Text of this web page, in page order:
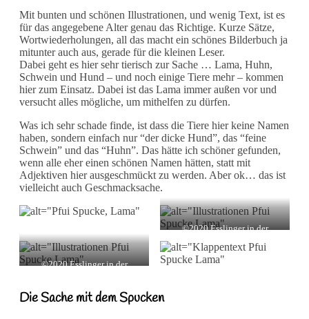
Mit bunten und schönen Illustrationen, und wenig Text, ist es
für das angegebene Alter genau das Richtige. Kurze Sätze,
Wortwiederholungen, all das macht ein schönes Bilderbuch ja
mitunter auch aus, gerade für die kleinen Leser.
Dabei geht es hier sehr tierisch zur Sache … Lama, Huhn,
Schwein und Hund – und noch einige Tiere mehr – kommen
hier zum Einsatz. Dabei ist das Lama immer außen vor und
versucht alles mögliche, um mithelfen zu dürfen.
Was ich sehr schade finde, ist dass die Tiere hier keine Namen
haben, sondern einfach nur “der dicke Hund”, das “feine
Schwein” und das “Huhn”. Das hätte ich schöner gefunden,
wenn alle eher einen schönen Namen hätten, statt mit
Adjektiven hier ausgeschmückt zu werden. Aber ok… das ist
vielleicht auch Geschmacksache.
©2020 Esslinger in der
GmbH, Stuttgart
Illustrationen: Carola
©2020 Esslinger in der
Illustrationen: Carola
Die Sache mit dem Spucken